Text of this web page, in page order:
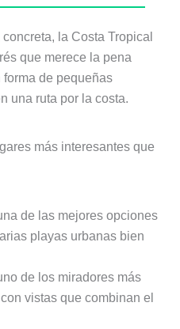
la Costa Tropical
que merece la pena
de pequeñas
una ruta por la costa.
más interesantes que
de las mejores opciones
playas urbanas bien
de los miradores más
vistas que combinan el